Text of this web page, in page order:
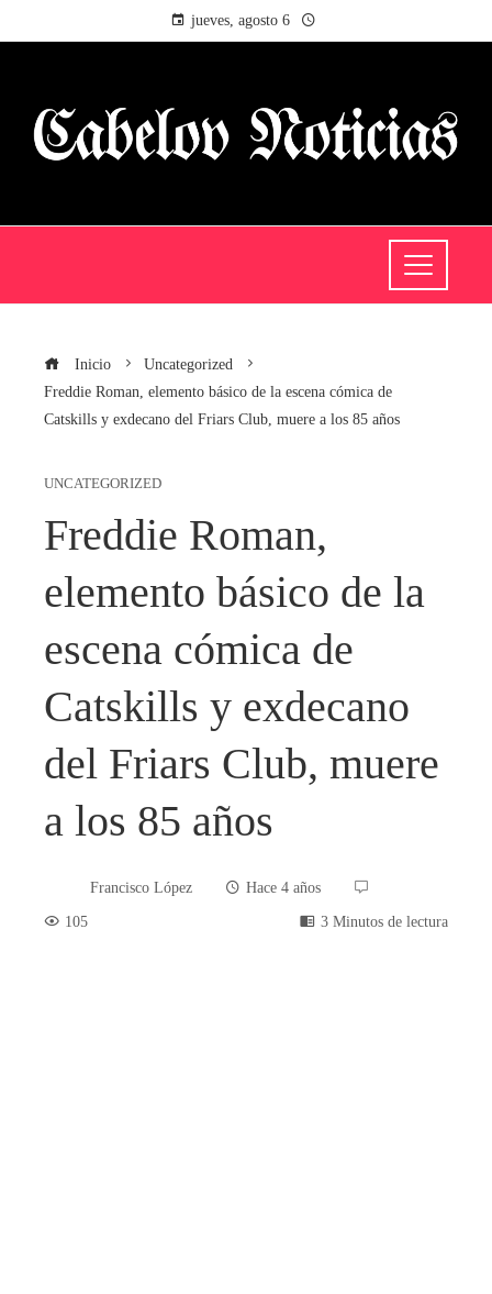
jueves, agosto 6
Inicio
Uncategorized
Freddie Roman, elemento básico de la escena cómica de
Catskills y exdecano del Friars Club, muere a los 85 años
UNCATEGORIZED
Freddie Roman,
elemento básico de la
escena cómica de
Catskills y exdecano
del Friars Club, muere
a los 85 años
Francisco López
Hace 4 años
105
3 Minutos de lectura